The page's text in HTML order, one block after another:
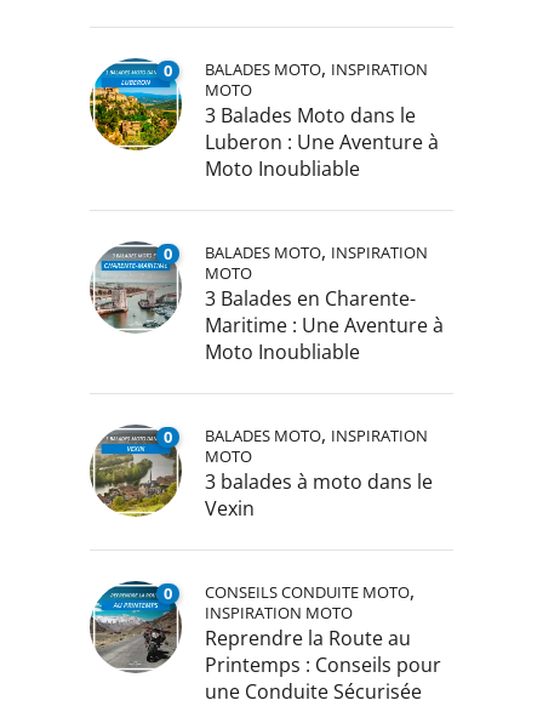
0 BALADES MOTO, INSPIRATION
MOTO
3 Balades Moto dans le
Luberon : Une Aventure à
Moto Inoubliable
0 BALADES MOTO, INSPIRATION
MOTO
3 Balades en Charente-
Maritime : Une Aventure à
Moto Inoubliable
0 BALADES MOTO, INSPIRATION
MOTO
3 balades à moto dans le
Vexin
0 CONSEILS CONDUITE MOTO,
INSPIRATION MOTO
Reprendre la Route au
Printemps : Conseils pour
une Conduite Sécurisée